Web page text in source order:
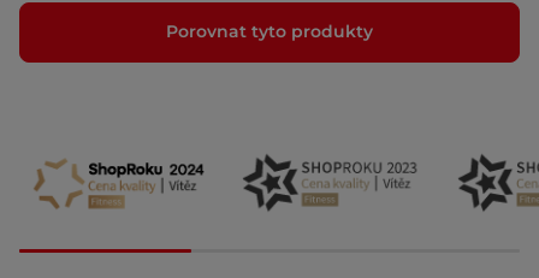
Porovnat tyto produkty